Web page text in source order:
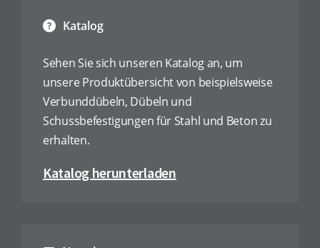
Katalog
Sehen Sie sich unseren Katalog an, um
unsere Produktübersicht von beispielsweise
Verbunddübeln, Dübeln und
Schussbefestigungen für Stahl und Beton zu
erhalten.
Katalog herunterladen